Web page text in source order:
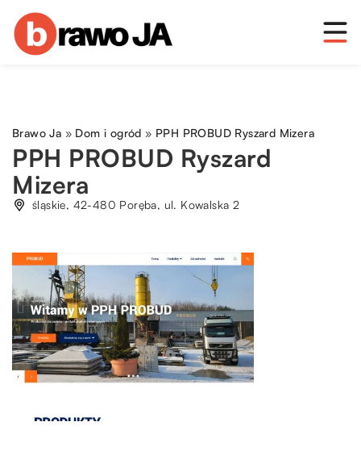
Brawo Ja » Dom i ogród » PPH PROBUD Ryszard Mizera
PPH PROBUD Ryszard
Mizera
śląskie, 42-480 Poręba, ul. Kowalska 2